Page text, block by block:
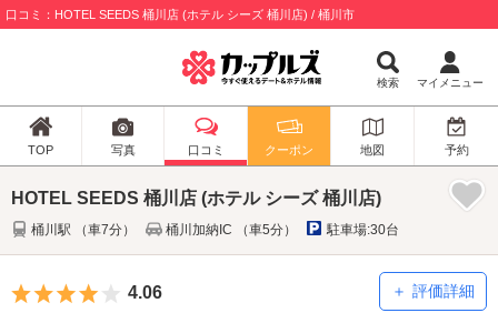
口コミ：HOTEL SEEDS 桶川店 (ホテル シーズ 桶川店) / 桶川市
検索 マイメニュー
TOP 写真 口コミ クーポン 地図 予約
HOTEL SEEDS 桶川店 (ホテル シーズ 桶川店)
桶川駅 （車7分） 桶川加納IC （車5分） 駐車場:30台
5つ星のうち4
4.06 評価詳細